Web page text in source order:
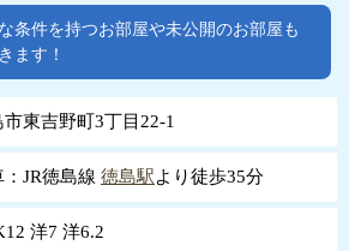
条件を持つお部屋や未公開のお部屋も
ます！
市東吉野町3丁目22-1
：JR徳島線 徳島駅より徒歩35分
洋7 洋6.2